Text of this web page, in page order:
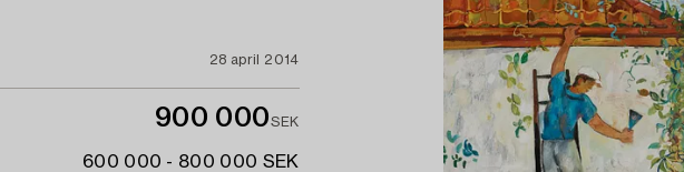
28 april 2014
900 000SEK
600 000 - 800 000 SEK